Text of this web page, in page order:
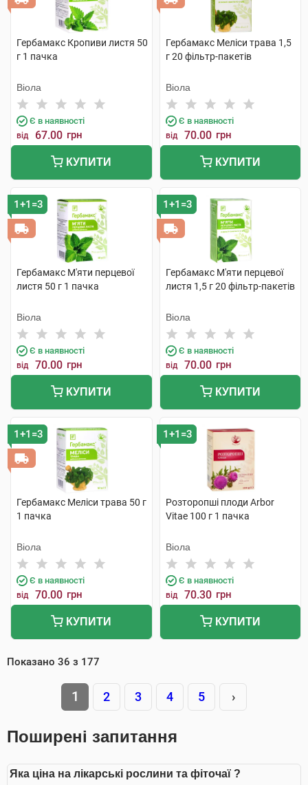
Гербамакс Кропиви листя 50
г 1 пачка
Віола
Є в наявності
від 67.00 грн
КУПИТИ
Гербамакс Меліси трава 1,5
г 20 фільтр-пакетів
Віола
Є в наявності
від 70.00 грн
КУПИТИ
1+1=3
Гербамакс М'яти перцевої
листя 50 г 1 пачка
Віола
Є в наявності
від 70.00 грн
КУПИТИ
1+1=3
Гербамакс М'яти перцевої
листя 1,5 г 20 фільтр-пакетів
Віола
Є в наявності
від 70.00 грн
КУПИТИ
1+1=3
Гербамакс Меліси трава 50 г
1 пачка
Віола
Є в наявності
від 70.00 грн
КУПИТИ
1+1=3
Розторопші плоди Arbor
Vitae 100 г 1 пачка
Віола
Є в наявності
від 70.30 грн
КУПИТИ
Показано 36 з 177
1 2 3 4 5 ›
Поширені запитання
Яка ціна на лікарські рослини та фіточаї ?